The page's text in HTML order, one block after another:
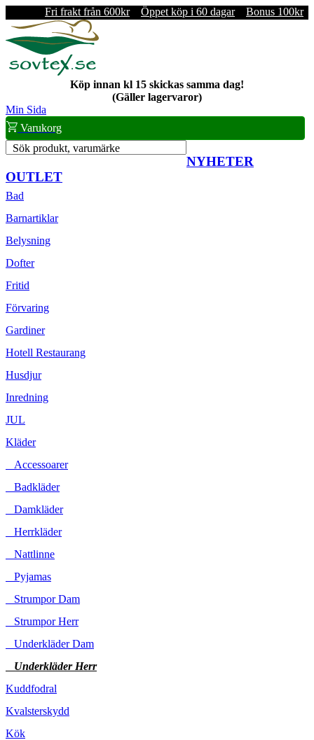
Fri frakt från 600kr Öppet köp i 60 dagar Bonus 100kr
Köp innan kl 15 skickas samma dag!
(Gäller lagervaror)
Min Sida
Varukorg
Sök produkt, varumärke
NYHETER
OUTLET
Bad
Barnartiklar
Belysning
Dofter
Fritid
Förvaring
Gardiner
Hotell Restaurang
Husdjur
Inredning
JUL
Kläder
Accessoarer
Badkläder
Damkläder
Herrkläder
Nattlinne
Pyjamas
Strumpor Dam
Strumpor Herr
Underkläder Dam
Underkläder Herr
Kuddfodral
Kvalsterskydd
Kök